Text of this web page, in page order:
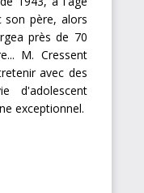
son père, alors
près de 70
M. Cressent
avec des
d'adolescent
exceptionnel.